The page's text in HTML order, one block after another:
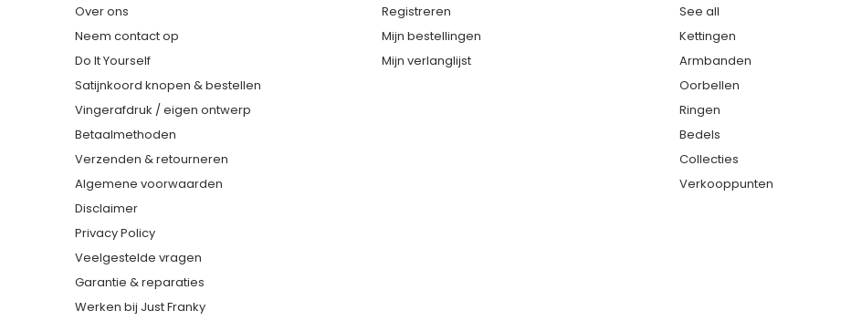
Over ons
Neem contact op
Do It Yourself
Satijnkoord knopen & bestellen
Vingerafdruk / eigen ontwerp
Betaalmethoden
Verzenden & retourneren
Algemene voorwaarden
Disclaimer
Privacy Policy
Veelgestelde vragen
Garantie & reparaties
Werken bij Just Franky
Registreren
Mijn bestellingen
Mijn verlanglijst
See all
Kettingen
Armbanden
Oorbellen
Ringen
Bedels
Collecties
Verkooppunten